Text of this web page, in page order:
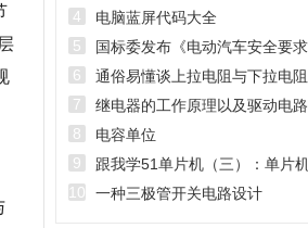
电脑蓝屏代码大全
4
5
通俗易懂谈上拉电阻与下拉电阻
6
继电器的工作原理以及驱动电路
7
电容单位
8
9
一种三极管开关电路设计
10